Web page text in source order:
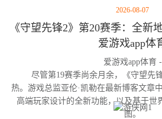
2026-08-07
《守望先锋2》第20赛季：全新
爱游戏app体
爱游戏app体育 -
尽管第19赛季尚余月余，《守望先锋
热。游戏总监亚伦·凯勒在最新博客文章
高端玩家设计的全新功能，以及基于世
图。